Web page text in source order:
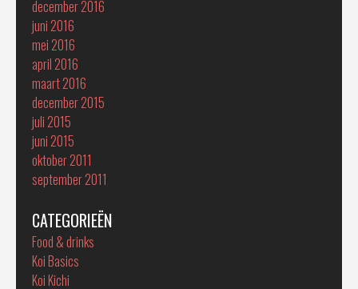
december 2016
juni 2016
mei 2016
april 2016
maart 2016
december 2015
juli 2015
juni 2015
oktober 2011
september 2011
CATEGORIEËN
Food & drinks
Koi Basics
Koi Kichi